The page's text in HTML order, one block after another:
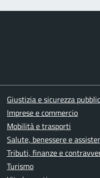
Giustizia e sicurezza
Imprese e commercio
Mobilità e trasporti
Salute, benessere e
Tributi, finanze e
Turismo